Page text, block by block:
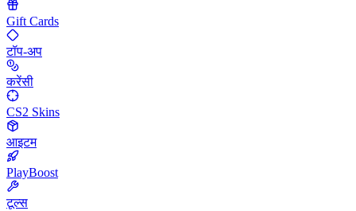
Gift Cards
टॉप-अप
करेंसी
CS2 Skins
आइटम
PlayBoost
टूल्स